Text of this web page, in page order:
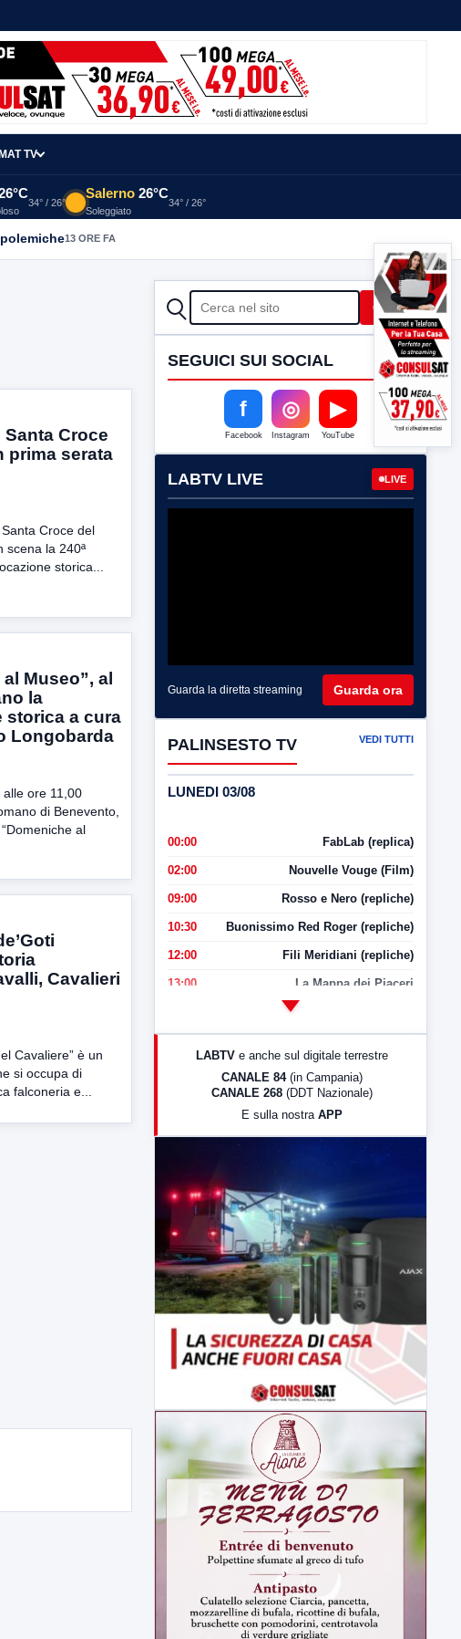
TV
34° / 26°
Salerno 26°C
Soleggiato
34° / 26°
13 ORE FA
Santa Croce
prima serata
Croce del
scena la 240ª
storica...
Museo”, al
la
storica a cura
Longobarda
ore 11,00
di Benevento,
al
Cavalieri
Cavaliere” è un
si occupa di
falconeria e...
CERCA Cerca
SEGUICI SUI SOCIAL
f
Facebook
◎
Instagram
▶
YouTube
LABTV LIVE LIVE
Guarda la diretta streaming Guarda ora
PALINSESTO TV VEDI TUTTI
LUNEDI 03/08
00:00 FabLab (replica)
02:00 Nouvelle Vouge (Film)
09:00 Rosso e Nero (repliche)
10:30 Buonissimo Red Roger (repliche)
12:00 Fili Meridiani (repliche)
13:00 La Mappa dei Piaceri
LabNews (Diretta)
LABTV e anche sul digitale terrestre
CANALE 84 (in Campania)
CANALE 268 (DDT Nazionale)
E sulla nostra APP